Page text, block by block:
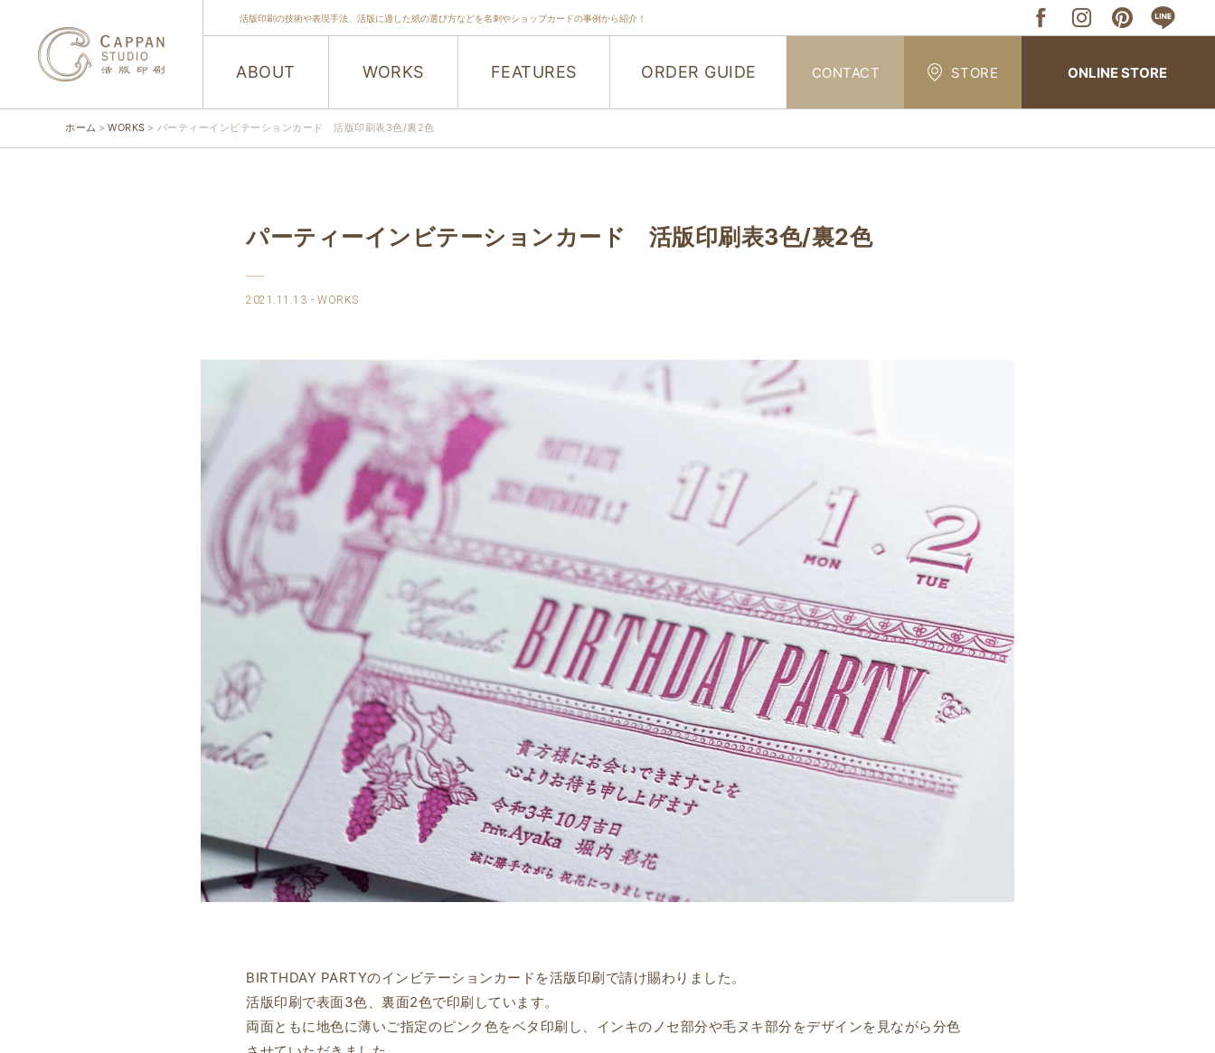
活版印刷の技術や表現手法、活版に適した紙の選び方などを名刺やショップカードの事例から紹介！
ABOUT WORKS FEATURES ORDER GUIDE CONTACT STORE ONLINE STORE
ホーム WORKS パーティーインビテーションカード 活版印刷表3色/裏2色
パーティーインビテーションカード 活版印刷表3色/裏2色
2021.11.13 WORKS
BIRTHDAY PARTYのインビテーションカードを活版印刷で請け賜わりました。
活版印刷で表面3色、裏面2色で印刷しています。
両面ともに地色に薄いご指定のピンク色をベタ印刷し、インキのノセ部分や毛ヌキ部分をデザインを見ながら分色